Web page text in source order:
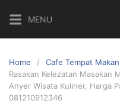
content
MENU
Home
Cafe Tempat Makan
Rasakan Kelezatan Masakan
Anyer Wisata Kuliner, Harga
081210912346